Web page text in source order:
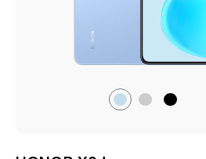
Небесно-
СерыйЧёрный